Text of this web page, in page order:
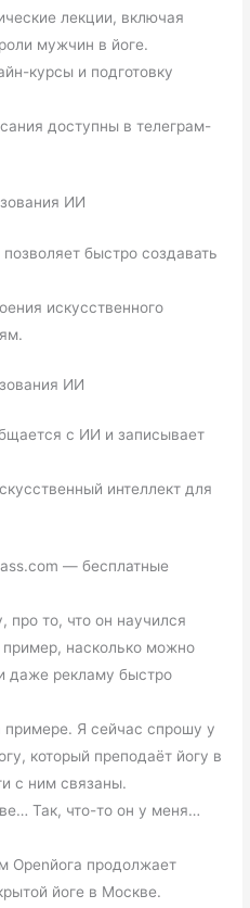
лекции, включая
мужчин в йоге.
курсы и подготовку
доступны в телеграм-
ИИ
быстро создавать
искусственного
ИИ
с ИИ и записывает
интеллект для
— бесплатные
про то, что он научился
пример, насколько можно
даже рекламу быстро
Я сейчас спрошу у
который преподаёт йогу в
с ним связаны.
Так, что-то он у меня…
продолжает
йоге в Москве.